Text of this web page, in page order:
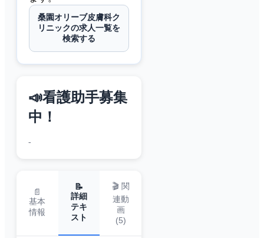
桑園オリーブ皮膚科ク
リニックの求人一覧を
検索する
📣看護助手募集
中！
-
📄
基本
情報
📝
詳細
テキ
スト
🎬 関
連動
画
(5)